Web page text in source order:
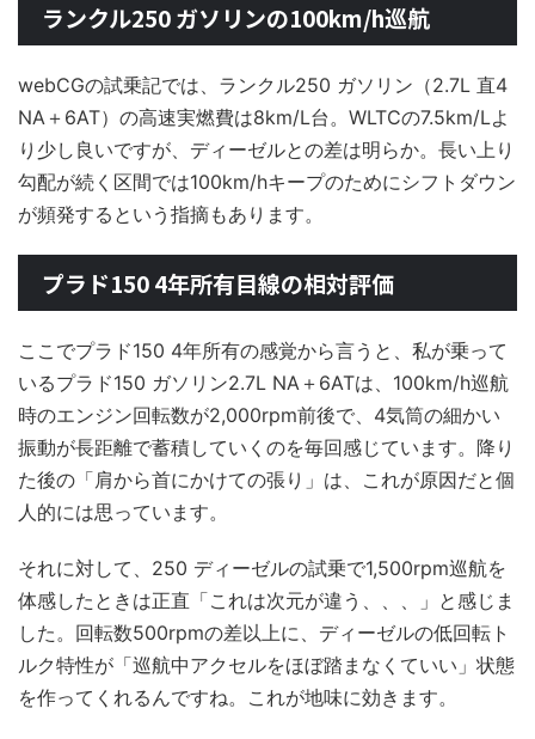
ランクル250 ガソリンの100km/h巡航
webCGの試乗記では、ランクル250 ガソリン（2.7L 直4
NA＋6AT）の高速実燃費は8km/L台。WLTCの7.5km/Lよ
り少し良いですが、ディーゼルとの差は明らか。長い上り
勾配が続く区間では100km/hキープのためにシフトダウン
が頻発するという指摘もあります。
プラド150 4年所有目線の相対評価
ここでプラド150 4年所有の感覚から言うと、私が乗って
いるプラド150 ガソリン2.7L NA＋6ATは、100km/h巡航
時のエンジン回転数が2,000rpm前後で、4気筒の細かい
振動が長距離で蓄積していくのを毎回感じています。降り
た後の「肩から首にかけての張り」は、これが原因だと個
人的には思っています。
それに対して、250 ディーゼルの試乗で1,500rpm巡航を
体感したときは正直「これは次元が違う、、、」と感じま
した。回転数500rpmの差以上に、ディーゼルの低回転ト
ルク特性が「巡航中アクセルをほぼ踏まなくていい」状態
を作ってくれるんですね。これが地味に効きます。